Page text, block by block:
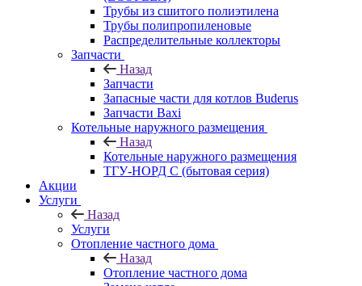
Трубы из сшитого полиэтилена
Трубы полипропиленовые
Распределительные коллекторы
Запчасти
Назад
Запчасти
Запасные части для котлов Buderus
Запчасти Baxi
Котельные наружного размещения
Назад
Котельные наружного размещения
ТГУ-НОРД С (бытовая серия)
Акции
Услуги
Назад
Услуги
Отопление частного дома
Назад
Отопление частного дома